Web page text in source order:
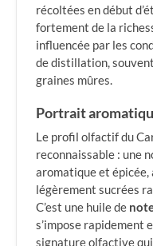
récoltées en début
fortement de la
influencée par les
de distillation,
graines mûres.
Portrait
Le profil olfactif du
reconnaissable : une
aromatique et épicée,
légèrement sucrées
C’est une huile de
s’impose rapidement
signature olfactive